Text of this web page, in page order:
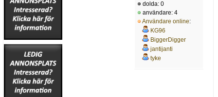
dolda: 0
användare: 4
Användare online:
KG96
BiggerDigger
jantijanti
tyke